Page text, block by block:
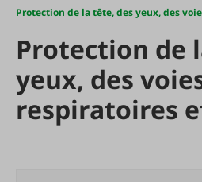
Protection de la tête, des yeux, des
Protection de
yeux, des
respiratoires